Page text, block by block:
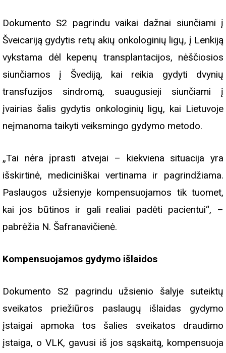
Dokumento S2 pagrindu vaikai dažnai siunčiami į
Šveicariją gydytis retų akių onkologinių ligų, į Lenkiją
vykstama dėl kepenų transplantacijos, nėščiosios
siunčiamos į Švediją, kai reikia gydyti dvynių
transfuzijos sindromą, suaugusieji siunčiami į
įvairias šalis gydytis onkologinių ligų, kai Lietuvoje
neįmanoma taikyti veiksmingo gydymo metodo.
„Tai nėra įprasti atvejai – kiekviena situacija yra
išskirtinė, mediciniškai vertinama ir pagrindžiama.
Paslaugos užsienyje kompensuojamos tik tuomet,
kai jos būtinos ir gali realiai padėti pacientui“, –
pabrėžia N. Šafranavičienė.
Kompensuojamos gydymo išlaidos
Dokumento S2 pagrindu užsienio šalyje suteiktų
sveikatos priežiūros paslaugų išlaidas gydymo
įstaigai apmoka tos šalies sveikatos draudimo
įstaiga, o VLK, gavusi iš jos sąskaitą, kompensuoja